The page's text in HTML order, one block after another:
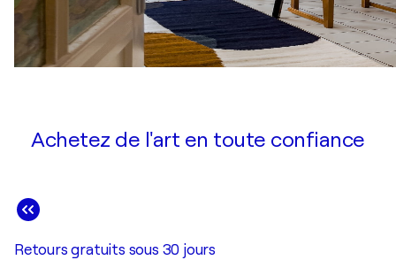
Achetez de l'art en toute confiance
Retours gratuits sous 30 jours